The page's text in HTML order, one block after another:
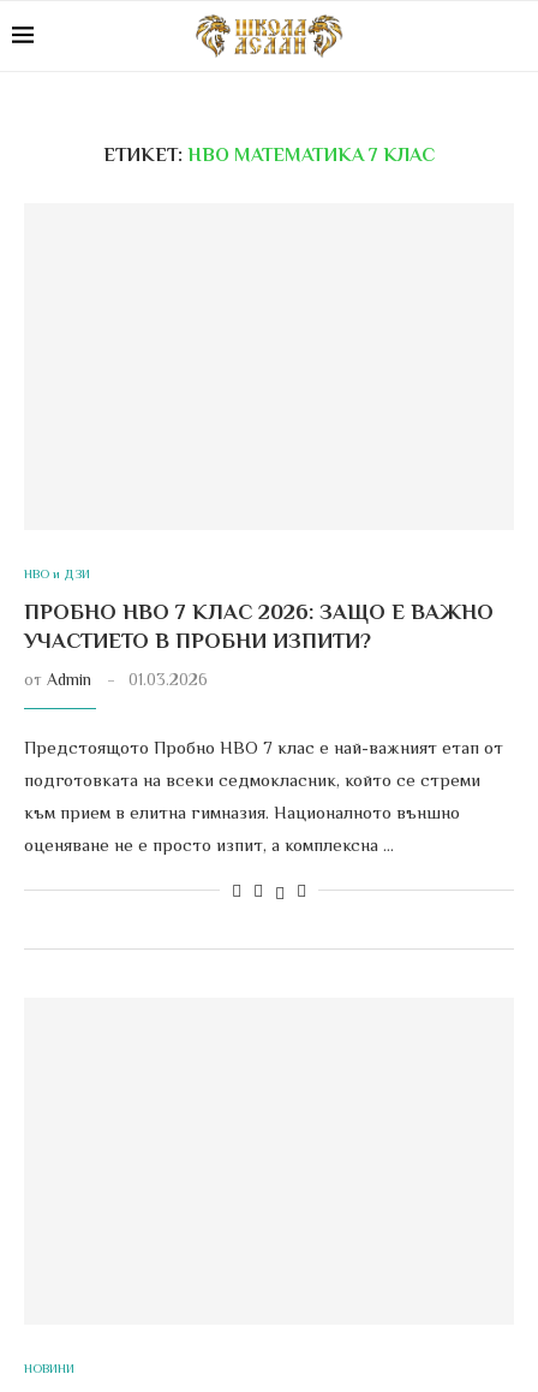
ЕТИКЕТ: НВО МАТЕМАТИКА 7 КЛАС
НВО и ДЗИ
ПРОБНО НВО 7 КЛАС 2026: ЗАЩО Е ВАЖНО
УЧАСТИЕТО В ПРОБНИ ИЗПИТИ?
от Admin 01.03.2026
Предстоящото Пробно НВО 7 клас е най-важният етап от
подготовката на всеки седмокласник, който се стреми
към прием в елитна гимназия. Националното външно
оценяване не е просто изпит, а комплексна …
НОВИНИ